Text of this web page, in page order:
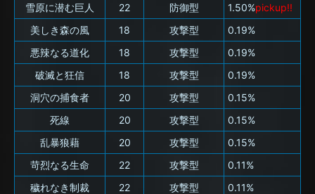
雪原に潜む巨人
22 防御型 1.50%pickup!!
美しき森の風
18 攻撃型
0.19%
悪辣なる道化
18 攻撃型
0.19%
破滅と狂信
18 攻撃型
0.19%
洞穴の捕食者
20 攻撃型
0.15%
死線
20 攻撃型
0.15%
乱暴狼藉
20 攻撃型
0.15%
苛烈なる生命
22 攻撃型
0.11%
穢れなき制裁
22 攻撃型
0.11%